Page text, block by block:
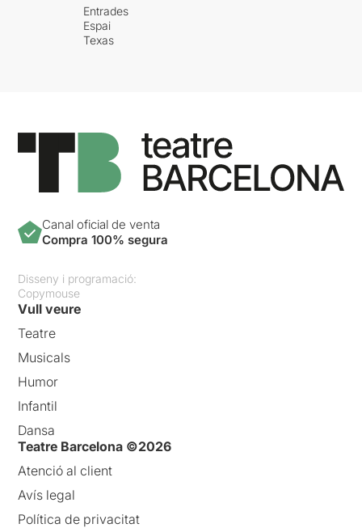
Entrades
Espai
Texas
Canal oficial de venta
Compra 100% segura
Disseny i programació:
Copymouse
Vull veure
Teatre
Musicals
Humor
Infantil
Dansa
Teatre Barcelona ©2026
Atenció al client
Avís legal
Política de privacitat